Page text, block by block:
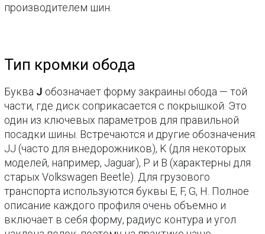
производителем шин.
Тип кромки обода
Буква J обозначает форму закраины обода — той
части, где диск соприкасается с покрышкой. Это
один из ключевых параметров для правильной
посадки шины. Встречаются и другие обозначения:
JJ (часто для внедорожников), K (для некоторых
моделей, например, Jaguar), P и B (характерны для
старых Volkswagen Beetle). Для грузового
транспорта используются буквы E, F, G, H. Полное
описание каждого профиля очень объемно и
включает в себя форму, радиус контура и угол